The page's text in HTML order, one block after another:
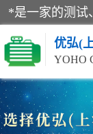
优弘(
YOHO
RECYCLASS